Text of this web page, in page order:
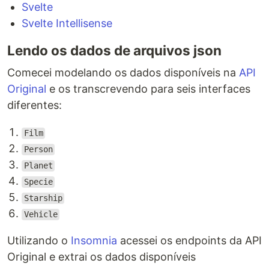
Svelte
Svelte Intellisense
Lendo os dados de arquivos json
Comecei modelando os dados disponíveis na API
Original e os transcrevendo para seis interfaces
diferentes:
Film
Person
Planet
Specie
Starship
Vehicle
Utilizando o Insomnia acessei os endpoints da API
Original e extrai os dados disponíveis